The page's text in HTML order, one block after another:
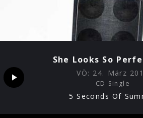
She Looks So
VÖ: 24. März
CD Single
5 Seconds Of